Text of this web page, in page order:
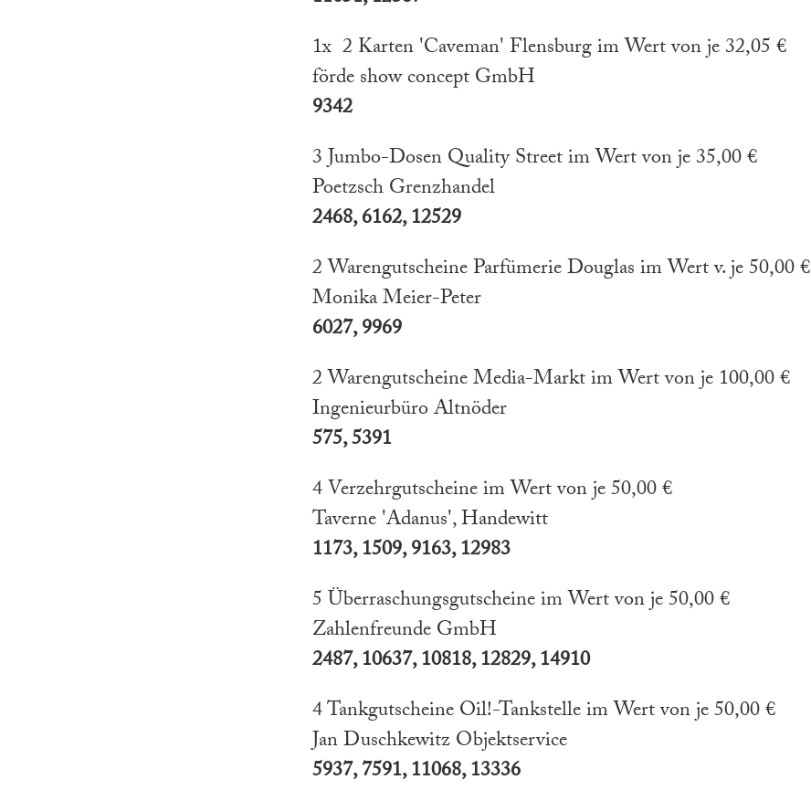
1x 2 Karten 'Caveman' Flensburg im Wert von je 32,05 €
förde show concept GmbH
9342
3 Jumbo-Dosen Quality Street im Wert von je 35,00 €
Poetzsch Grenzhandel
2468, 6162, 12529
2 Warengutscheine Parfümerie Douglas im Wert v. je 50,00 €
Monika Meier-Peter
6027, 9969
2 Warengutscheine Media-Markt im Wert von je 100,00 €
Ingenieurbüro Altnöder
575, 5391
4 Verzehrgutscheine im Wert von je 50,00 €
Taverne 'Adanus', Handewitt
1173, 1509, 9163, 12983
5 Überraschungsgutscheine im Wert von je 50,00 €
Zahlenfreunde GmbH
2487, 10637, 10818, 12829, 14910
4 Tankgutscheine Oil!-Tankstelle im Wert von je 50,00 €
Jan Duschkewitz Objektservice
5937, 7591, 11068, 13336